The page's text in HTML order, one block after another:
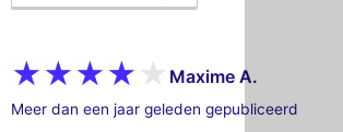
Maxime A.
Meer dan een jaar geleden gepubliceerd